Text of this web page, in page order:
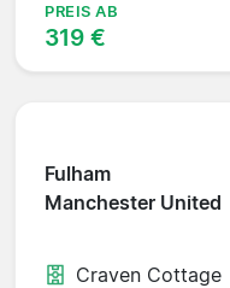
PREIS AB
319 €
Fulham
Manchester United
Craven Cottage